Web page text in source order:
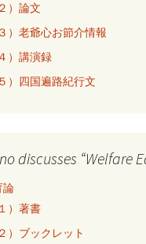
）論文
）老爺心お節介情報
）講演録
）四国遍路紀行文
discusses “Welfare
論
）著書
）ブックレット